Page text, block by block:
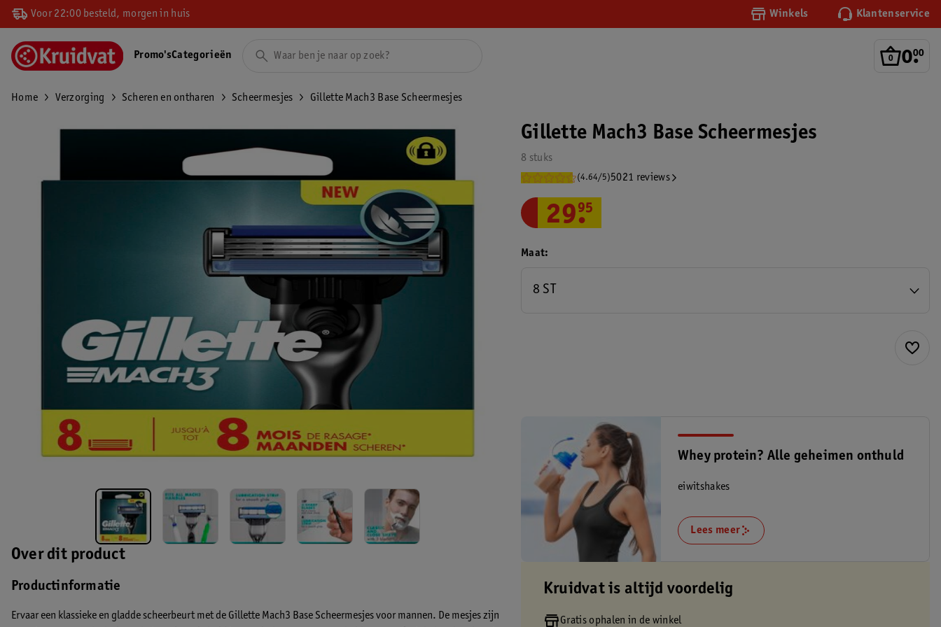
Voor 22:00 besteld, morgen in huis Winkels Klantenservice
0.
00
Promo'sCategorieën
Home Verzorging Scheren en ontharen Scheermesjes Gillette Mach3 Base Scheermesjes
Over dit product
Productinformatie
Ervaar een klassieke en gladde scheerbeurt met de Gillette Mach3 Base Scheermesjes voor mannen. De mesjes zijn
Gillette Mach3 Base Scheermesjes
8 stuks
(4.64/5)5021 reviews
29.
95
Maat
8 ST
Whey protein? Alle geheimen onthuld
eiwitshakes
Lees meer
Kruidvat is altijd voordelig
Gratis ophalen in de winkel